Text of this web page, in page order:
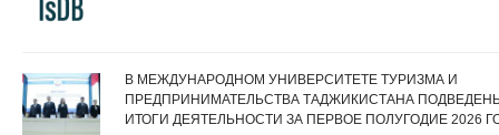
В МЕЖДУНАРОДНОМ УНИВЕРСИТЕТЕ ТУРИЗМА И
ПРЕДПРИНИМАТЕЛЬСТВА ТАДЖИКИСТАНА
ИТОГИ ДЕЯТЕЛЬНОСТИ ЗА ПЕРВОЕ ПОЛУГОДИЕ 2026